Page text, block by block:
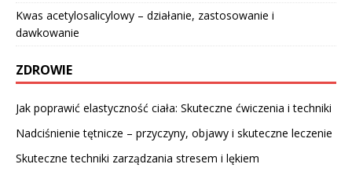
Kwas acetylosalicylowy – działanie, zastosowanie i
dawkowanie
ZDROWIE
Jak poprawić elastyczność ciała: Skuteczne ćwiczenia i techniki
Nadciśnienie tętnicze – przyczyny, objawy i skuteczne leczenie
Skuteczne techniki zarządzania stresem i lękiem